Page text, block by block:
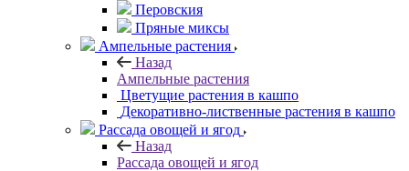
Перовския
Пряные миксы
Ампельные растения
Назад
Ампельные растения
Цветущие растения в кашпо
Декоративно-лиственные растения в кашпо
Рассада овощей и ягод
Назад
Рассада овощей и ягод